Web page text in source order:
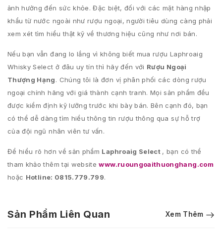
ảnh hưởng đến sức khỏe. Đặc biệt, đối với các mặt hàng nhập
khẩu từ nước ngoài như rượu ngoại, người tiêu dùng càng phải
xem xét tìm hiểu thật kỹ về thương hiệu cũng như nơi bán.
Nếu bạn vẫn đang lo lắng vì không biết mua rượu Laphroaig
Whisky Select ở đâu uy tín thì hãy đến với Rượu Ngoại
Thượng Hạng. Chúng tôi là đơn vị phân phối các dòng rượu
ngoại chính hãng với giá thành cạnh tranh. Mọi sản phẩm đều
được kiểm định kỹ lưỡng trước khi bày bán. Bên cạnh đó, bạn
có thể dễ dàng tìm hiểu thông tin rượu thông qua sự hỗ trợ
của đội ngũ nhân viên tư vấn.
Để hiểu rõ hơn về sản phẩm Laphroaig Select , bạn có thể
tham khảo thêm tại websitewww.ruoungoaithuonghang.com
hoặc Hotline: 0815.779.799.
Sản Phẩm Liên Quan Xem Thêm